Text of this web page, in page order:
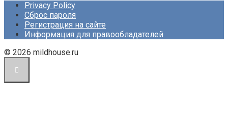
Privacy Policy
Сброс пароля
Регистрация на сайте
Информация для правообладателей
© 2026 mildhouse.ru